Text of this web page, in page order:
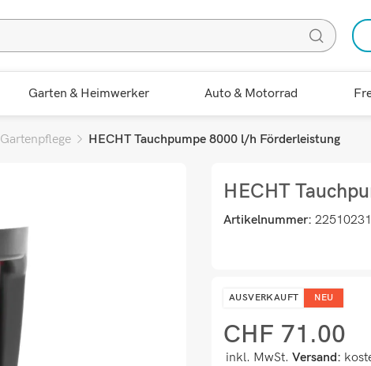
Garten & Heimwerker Auto & Motorrad
Gartenpflege HECHT Tauchpumpe 8000 l/h Förderleistung
HECHT
Artikelnummer: 22510231
AUSVERKAUFT NEU
CHF 71.00
inkl. MwSt. Versand: